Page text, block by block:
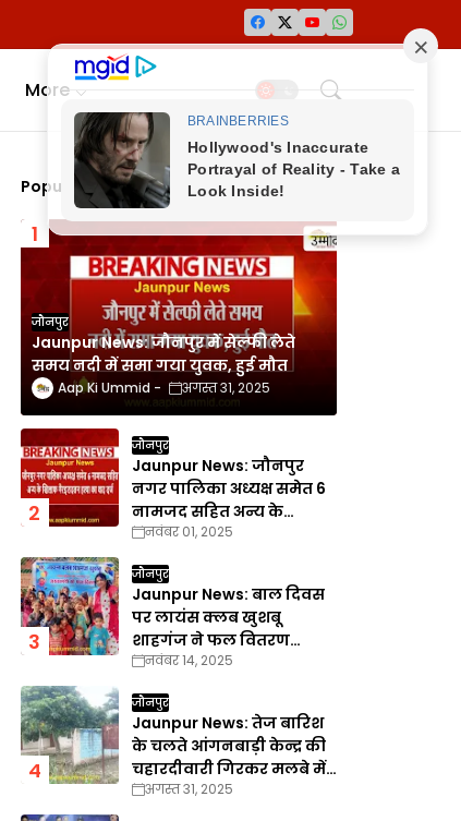
More
Popular Posts
जौनपुर
Jaunpur News: जौनपुर में सेल्फी लेते
समय नदी में समा गया युवक, हुई मौत
Aap Ki Ummid अगस्त 31, 2025
जौनपुर
Jaunpur News: जौनपुर
नगर पालिका अध्यक्ष समेत 6
नामजद सहित अन्य के
खिलाफ गैरइरादतन हत्या का
नवंबर 01, 2025
जौनपुर
Jaunpur News: बाल दिवस
पर लायंस क्लब खुशबू
शाहगंज ने फल वितरण
कार्यक्रम का किया आयोजन
नवंबर 14, 2025
जौनपुर
Jaunpur News: तेज बारिश
के चलते आंगनबाड़ी केन्द्र की
चहारदीवारी गिरकर मलबे में
तब्दील
अगस्त 31, 2025